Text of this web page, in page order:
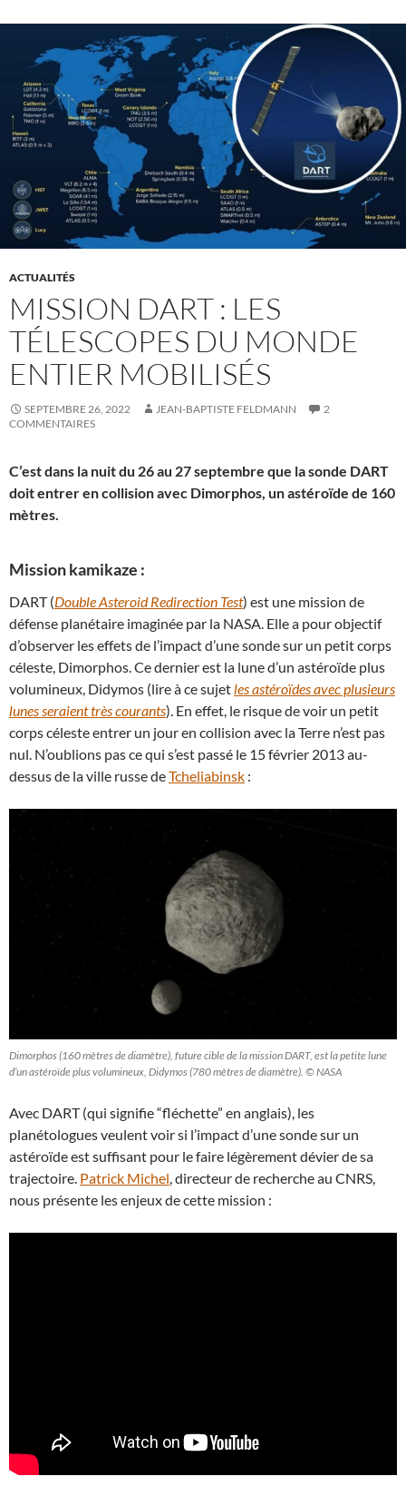
ACTUALITÉS
MISSION DART : LES
TÉLESCOPES DU MONDE
ENTIER MOBILISÉS
SEPTEMBRE 26, 2022 JEAN-BAPTISTE FELDMANN
2
COMMENTAIRES
C’est dans la nuit du 26 au 27 septembre que la sonde DART
doit entrer en collision avec Dimorphos, un astéroïde de 160
mètres.
Mission kamikaze :
DART (Double Asteroid Redirection Test) est une mission de
défense planétaire imaginée par la NASA. Elle a pour objectif
d’observer les effets de l’impact d’une sonde sur un petit corps
céleste, Dimorphos. Ce dernier est la lune d’un astéroïde plus
volumineux, Didymos (lire à ce sujet les astéroïdes avec plusieurs
lunes seraient très courants). En effet, le risque de voir un petit
corps céleste entrer un jour en collision avec la Terre n’est pas
nul. N’oublions pas ce qui s’est passé le 15 février 2013 au-
dessus de la ville russe deTcheliabinsk :
Dimorphos (160 mètres de diamètre), future cible de la mission DART, est la petite lune
d’un astéroïde plus volumineux, Didymos (780 mètres de diamètre). © NASA
Avec DART (qui signifie “fléchette” en anglais), les
planétologues veulent voir si l’impact d’une sonde sur un
astéroïde est suffisant pour le faire légèrement dévier de sa
trajectoire. Patrick Michel , directeur de recherche au CNRS,
nous présente les enjeux de cette mission :